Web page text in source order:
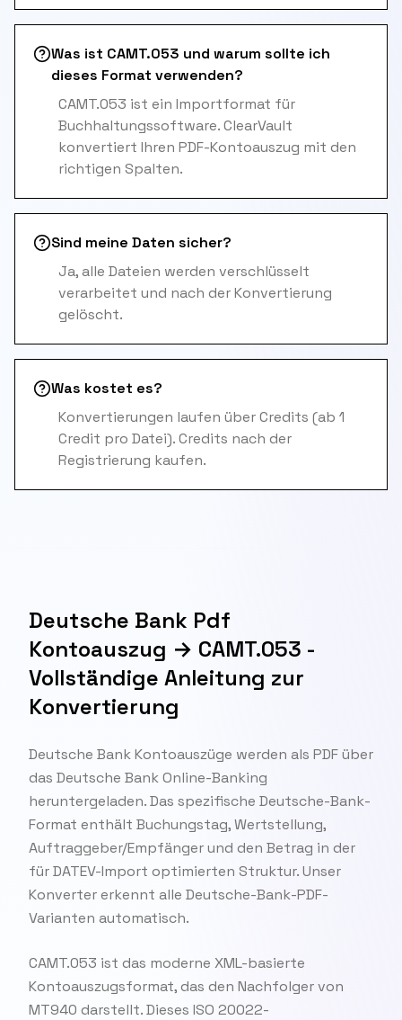
Was ist CAMT.053 und warum sollte ich
dieses Format verwenden?
CAMT.053 ist ein Importformat für
Buchhaltungssoftware. ClearVault
konvertiert Ihren PDF-Kontoauszug mit den
richtigen Spalten.
Sind meine Daten sicher?
Ja, alle Dateien werden verschlüsselt
verarbeitet und nach der Konvertierung
gelöscht.
Was kostet es?
Konvertierungen laufen über Credits (ab 1
Credit pro Datei). Credits nach der
Registrierung kaufen.
Deutsche Bank Pdf
Kontoauszug → CAMT.053 -
Vollständige Anleitung zur
Konvertierung
Deutsche Bank Kontoauszüge werden als PDF über
das Deutsche Bank Online-Banking
heruntergeladen. Das spezifische Deutsche-Bank-
Format enthält Buchungstag, Wertstellung,
Auftraggeber/Empfänger und den Betrag in der
für DATEV-Import optimierten Struktur. Unser
Konverter erkennt alle Deutsche-Bank-PDF-
Varianten automatisch.
CAMT.053 ist das moderne XML-basierte
Kontoauszugsformat, das den Nachfolger von
MT940 darstellt. Dieses ISO 20022-